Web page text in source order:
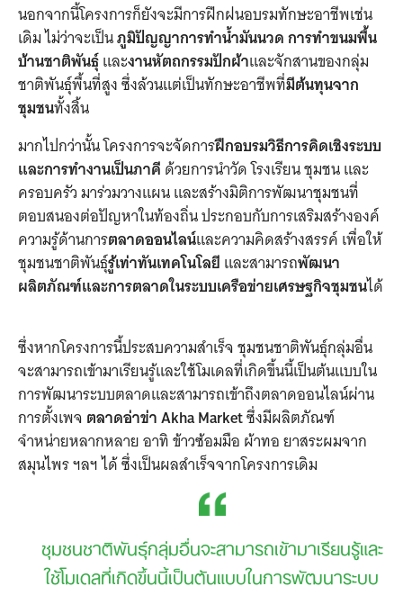
นอกจากนี้โครงการก็ยังจะมีการฝึกฝนอบรมทักษะอาชีพเช่น
เดิม ไม่ว่าจะเป็นภูมิปัญญาการทำน้ำมันนวด การทำขนมพื้น
บ้านชาติพันธุ์และงานหัตถกรรมปักผ้าและจักสานของกลุ่ม
ชาติพันธุ์พื้นที่สูง ซึ่งล้วนแต่เป็นทักษะอาชีพที่มีต้นทุนจาก
ชุมชนทั้งสิ้น
มากไปกว่านั้นโครงการจะจัดการฝึกอบรมวิธีการคิดเชิงระบบ
และการทำงานเป็นภาคี ด้วยการนำวัด โรงเรียน ชุมชน และ
ครอบครัว มาร่วมวางแผน และสร้างมิติการพัฒนาชุมชนที่
ตอบสนองต่อปัญหาในท้องถิ่น ประกอบกับการเสริมสร้างองค์
ความรู้ด้านการตลาดออนไลน์และความคิดสร้างสรรค์ เพื่อให้
ชุมชนชาติพันธุ์รู้เท่าทันเทคโนโลยี และสามารถพัฒนา
ผลิตภัณฑ์และการตลาดในระบบเครือข่ายเศรษฐกิจชุมชนได้
ซึ่งหากโครงการนี้ประสบความสำเร็จ ชุมชนชาติพันธุ์กลุ่มอื่น
จะสามารถเข้ามาเรียนรู้และใช้โมเดลที่เกิดขึ้นนี้เป็นต้นแบบใน
การพัฒนาระบบตลาดและสามารถเข้าถึงตลาดออนไลน์ผ่าน
การตั้งเพจ ตลาดอ่าข่า Akha Marketซึ่งมีผลิตภัณฑ์
จำหน่ายหลากหลาย อาทิ ข้าวซ้อมมือ ผ้าทอ ยาสระผมจาก
สมุนไพร ฯลฯ ได้ ซึ่งเป็นผลสำเร็จจากโครงการเดิม
ชุมชนชาติพันธุ์กลุ่มอื่นจะสามารถเข้ามาเรียนรู้และ
ใช้โมเดลที่เกิดขึ้นนี้เป็นต้นแบบในการพัฒนาระบบ